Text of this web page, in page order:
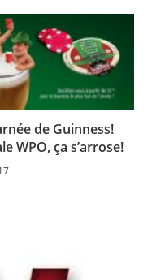
de Guinness!
WPO, ça s’arrose!